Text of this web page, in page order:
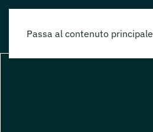
Passa al contenuto principale